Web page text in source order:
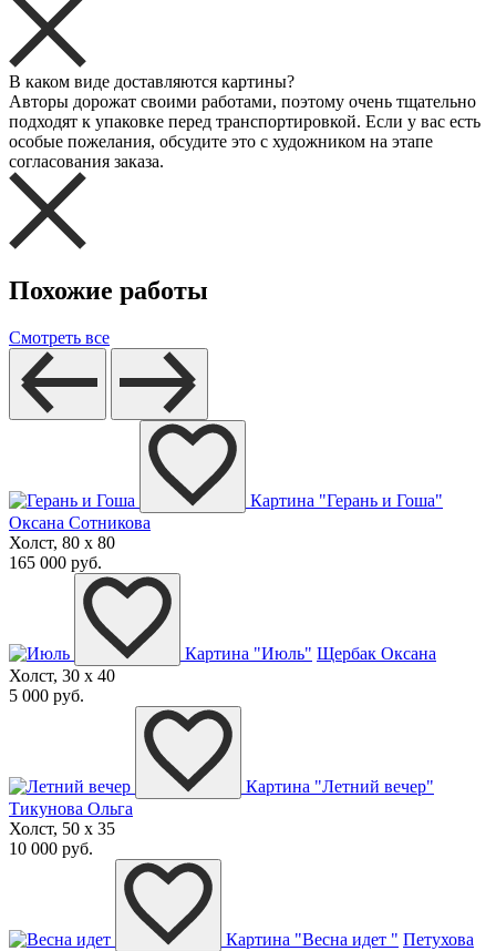
В каком виде доставляются картины?
Авторы дорожат своими работами, поэтому очень тщательно
подходят к упаковке перед транспортировкой. Если у вас есть
особые пожелания, обсудите это с художником на этапе
согласования заказа.
Похожие работы
Смотреть все
Картина "Герань и Гоша"
Оксана Сотникова
Холст, 80 x 80
165 000 руб.
Картина "Июль" Щербак Оксана
Холст, 30 x 40
5 000 руб.
Картина "Летний вечер"
Тикунова Ольга
Холст, 50 x 35
10 000 руб.
Картина "Весна идет " Петухова